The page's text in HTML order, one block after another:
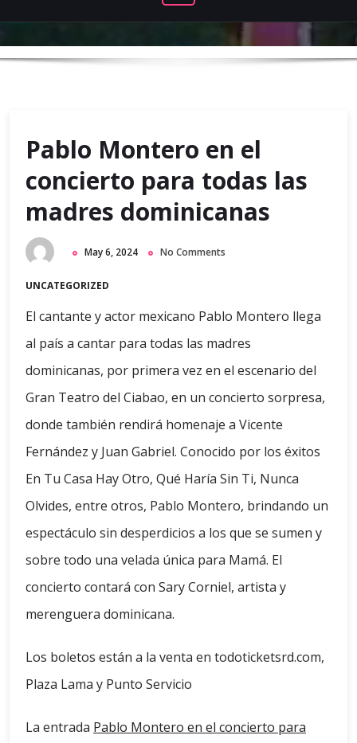
Pablo Montero en el
concierto para todas las
madres dominicanas
May 6, 2024 No Comments
UNCATEGORIZED
El cantante y actor mexicano Pablo Montero llega
al país a cantar para todas las madres
dominicanas, por primera vez en el escenario del
Gran Teatro del Ciabao, en un concierto sorpresa,
donde también rendirá homenaje a Vicente
Fernández y Juan Gabriel. Conocido por los éxitos
En Tu Casa Hay Otro, Qué Haría Sin Ti, Nunca
Olvides, entre otros, Pablo Montero, brindando un
espectáculo sin desperdicios a los que se sumen y
sobre todo una velada única para Mamá. El
concierto contará con Sary Corniel, artista y
merenguera dominicana.
Los boletos están a la venta en todoticketsrd.com,
Plaza Lama y Punto Servicio
La entrada Pablo Montero en el concierto para